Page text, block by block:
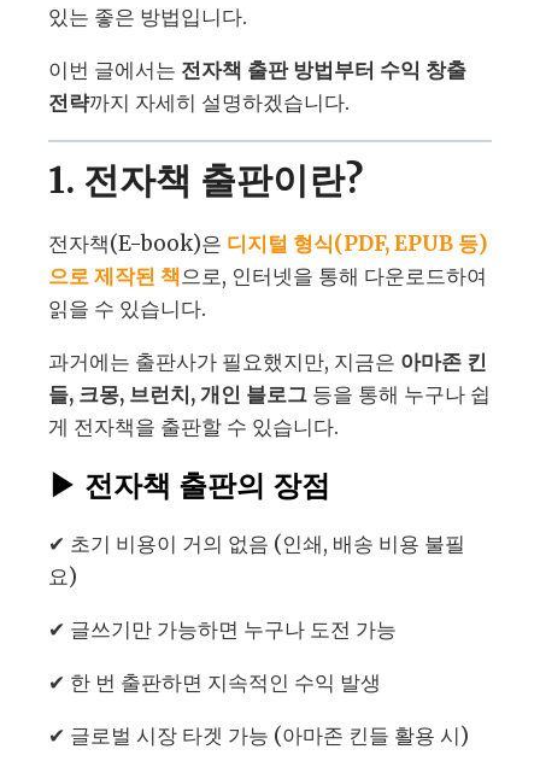
있는 좋은 방법입니다.
이번 글에서는 전자책 출판 방법부터 수익 창출
전략까지 자세히 설명하겠습니다.
1. 전자책 출판이란?
전자책(E-book)은 디지털 형식(PDF, EPUB 등)
으로 제작된 책으로, 인터넷을 통해 다운로드하여
읽을 수 있습니다.
과거에는 출판사가 필요했지만, 지금은 아마존 킨
들, 크몽, 브런치, 개인 블로그 등을 통해 누구나 쉽
게 전자책을 출판할 수 있습니다.
▶ 전자책 출판의 장점
✔ 초기 비용이 거의 없음 (인쇄, 배송 비용 불필
요)
✔ 글쓰기만 가능하면 누구나 도전 가능
✔ 한 번 출판하면 지속적인 수익 발생
✔ 글로벌 시장 타겟 가능 (아마존 킨들 활용 시)